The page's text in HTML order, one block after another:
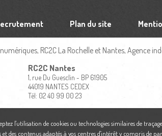
Plan du site
RC2C La Rochelle et Nantes, Agence
RC2C Nantes
1, rue Du Guesclin - BP 61905
44019 NANTES CEDEX
Tél: 02 40 99 00 23
l'utilisation de cookies ou technologies similaires de
des contenus adaptés à vos centres d'intérêt y compris de